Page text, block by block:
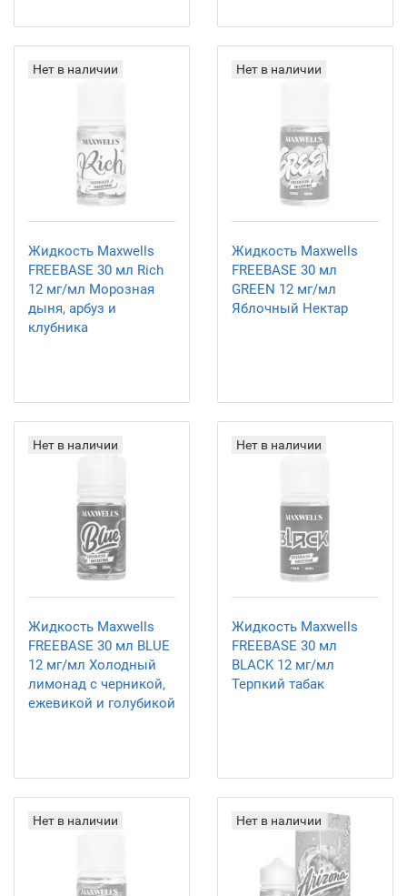
Нет в наличии
Жидкость Maxwells
FREEBASE 30 мл Rich
12 мг/мл Морозная
дыня, арбуз и
клубника
Нет в наличии
Жидкость Maxwells
FREEBASE 30 мл
GREEN 12 мг/мл
Яблочный Нектар
Нет в наличии
Жидкость Maxwells
FREEBASE 30 мл BLUE
12 мг/мл Холодный
лимонад с черникой,
ежевикой и голубикой
Нет в наличии
Жидкость Maxwells
FREEBASE 30 мл
BLACK 12 мг/мл
Терпкий табак
Нет в наличии Нет в наличии